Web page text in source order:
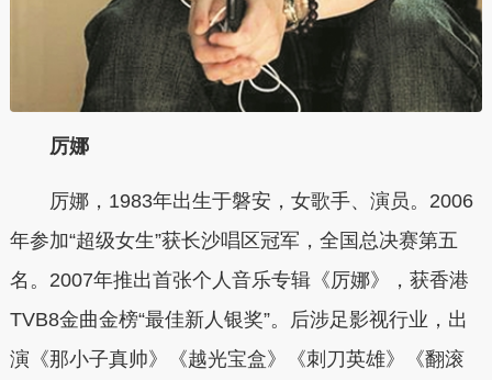
厉娜
厉娜，1983年出生于磐安，女歌手、演员。2006
年参加“超级女生”获长沙唱区冠军，全国总决赛第五
名。2007年推出首张个人音乐专辑《厉娜》，获香港
TVB8金曲金榜“最佳新人银奖”。后涉足影视行业，出
演《那小子真帅》《越光宝盒》《刺刀英雄》《翻滚